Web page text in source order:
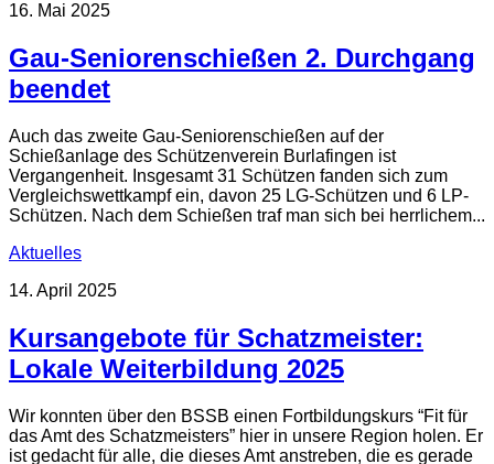
16. Mai 2025
Gau-Seniorenschießen 2. Durchgang
beendet
Auch das zweite Gau-Seniorenschießen auf der
Schießanlage des Schützenverein Burlafingen ist
Vergangenheit. Insgesamt 31 Schützen fanden sich zum
Vergleichswettkampf ein, davon 25 LG-Schützen und 6 LP-
Schützen. Nach dem Schießen traf man sich bei herrlichem...
Aktuelles
14. April 2025
Kursangebote für Schatzmeister:
Lokale Weiterbildung 2025
Wir konnten über den BSSB einen Fortbildungskurs “Fit für
das Amt des Schatzmeisters” hier in unsere Region holen. Er
ist gedacht für alle, die dieses Amt anstreben, die es gerade